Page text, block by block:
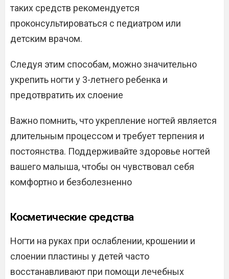
таких средств рекомендуется
проконсультироваться с педиатром или
детским врачом.
Следуя этим способам, можно значительно
укрепить ногти у 3-летнего ребенка и
предотвратить их слоение
Важно помнить, что укрепление ногтей является
длительным процессом и требует терпения и
постоянства. Поддерживайте здоровье ногтей
вашего малыша, чтобы он чувствовал себя
комфортно и безболезненно
Косметические средства
Ногти на руках при ослаблении, крошении и
слоении пластины у детей часто
восстанавливают при помощи лечебных